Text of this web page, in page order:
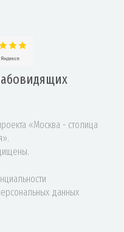
«Москва - столица
данных